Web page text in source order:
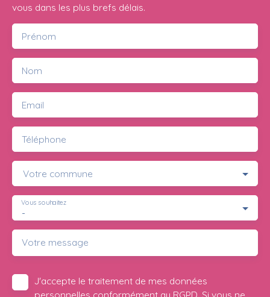
vous dans les plus brefs délais.
Prénom
Nom
Email
Téléphone
Votre commune
-
Vous souhaitez
Votre message
J'accepte le traitement de mes données
personnelles conformément au RGPD. Si vous ne